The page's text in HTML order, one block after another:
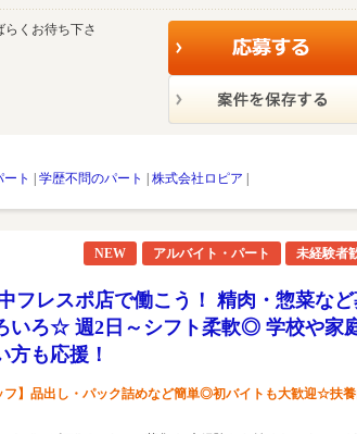
らくお待ち下さ
ト 学歴不問のパート 株式会社ロピア
NEW アルバイト・パート 未経験者
フレスポ店で働こう！ 精肉・惣菜な
いろ☆ 週2日～シフト柔軟◎ 学校や家
方も応援！
フ】品出し・パック詰めなど簡単◎初バイトも大歓迎☆扶